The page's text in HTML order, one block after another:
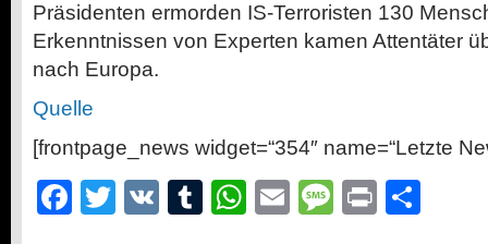
Präsidenten ermorden IS-Terroristen 130
Erkenntnissen von Experten kamen Attentäter
nach Europa.
Quelle
[frontpage_news widget=“354″ name=“Letzte
Facebook
Twitter
VK Tumblr
WhatsApp
EmailMessage
Print